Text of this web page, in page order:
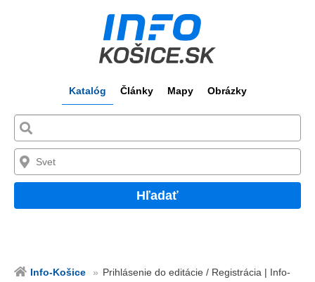
Katalóg Články Mapy Obrázky
Hľadať
Info-Košice
Prihlásenie do editácie / Registrácia | Info-